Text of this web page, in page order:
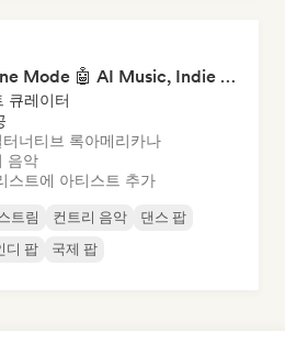
Pop Machine Mode 🤖 AI Music, Indie Pop & Dream Pop
큐레이터
터너티브 록아메리카나
음악
스트에 아티스트 추가
트림 컨트리 음악
댄스 팝
디 팝 국제 팝